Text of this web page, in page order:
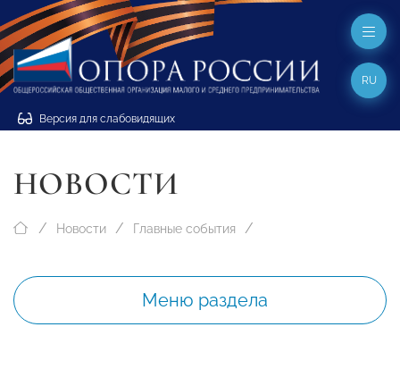
Версия для слабовидящих
RU
НОВОСТИ
Новости Главные события
Меню раздела